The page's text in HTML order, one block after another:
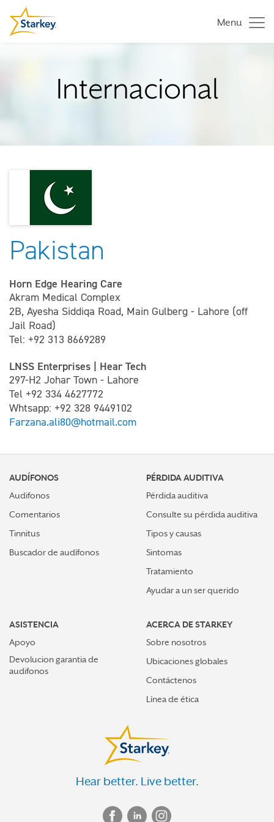
Menu
Internacional
Pakistan
Horn Edge Hearing Care
Akram Medical Complex
2B, Ayesha Siddiqa Road, Main Gulberg - Lahore (off
Jail Road)
Tel: +92 313 8669289
LNSS Enterprises | Hear Tech
297-H2 Johar Town - Lahore
Tel +92 334 4627772
Whtsapp: +92 328 9449102
Farzana.ali80@hotmail.com
AUDÍFONOS
Audifonos
Comentarios
Tinnitus
Buscador de audífonos
PÉRDIDA AUDITIVA
Pérdida auditiva
Consulte su pérdida auditiva
Tipos y causas
Sintomas
Tratamiento
Ayudar a un ser querido
ASISTENCIA
Apoyo
Devolucion garantia de
audifonos
ACERCA DE STARKEY
Sobre nosotros
Ubicaciones globales
Contáctenos
Línea de ética
Hear better. Live better.